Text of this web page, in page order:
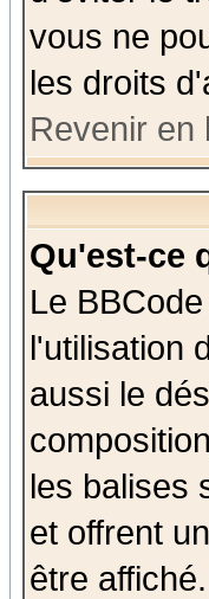
vous ne
les droits
Revenir en
Qu'est-ce
Le
l'utilisation
aussi le
les balises
et offrent
être